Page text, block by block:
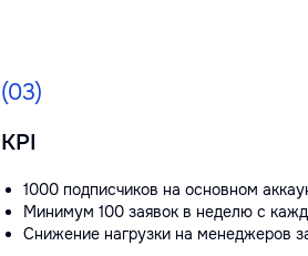
(03)
KPI
1000 подписчиков на основном
Минимум 100 заявок в неделю с
Снижение нагрузки на менеджеров